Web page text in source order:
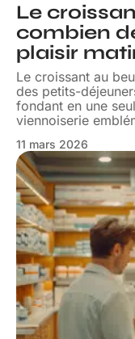
Le
combien
plaisir
Le croissant au
des petits-
fondant en une
viennoiserie
11 mars 2026